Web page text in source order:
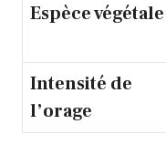
Espèce végétale
Intensité de
l’orage